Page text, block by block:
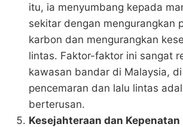
itu, ia menyumbang kepada
sekitar dengan mengurangkan
karbon dan mengurangkan
lintas. Faktor-faktor ini sangat
kawasan bandar di Malaysia,
pencemaran dan lalu lintas
berterusan​​.
Kesejahteraan dan Kepenatan